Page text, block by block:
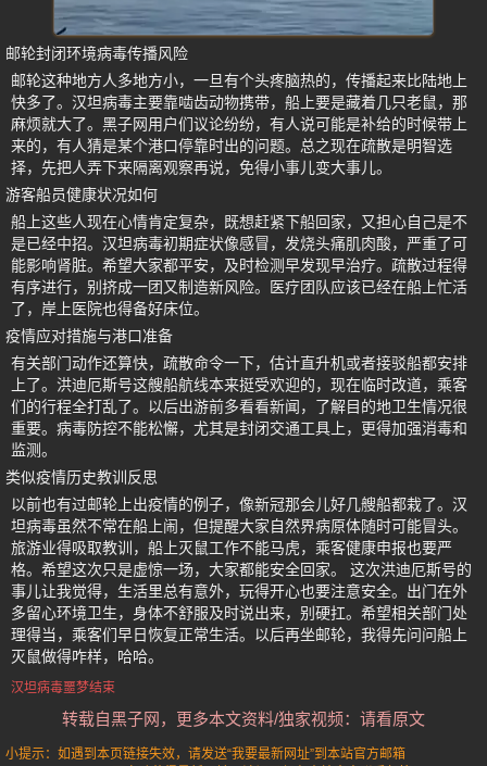
邮轮封闭环境病毒传播风险
邮轮这种地方人多地方小，一旦有个头疼脑热的，传播起来比陆地上
快多了。汉坦病毒主要靠啮齿动物携带，船上要是藏着几只老鼠，那
麻烦就大了。黑子网用户们议论纷纷，有人说可能是补给的时候带上
来的，有人猜是某个港口停靠时出的问题。总之现在疏散是明智选
择，先把人弄下来隔离观察再说，免得小事儿变大事儿。
游客船员健康状况如何
船上这些人现在心情肯定复杂，既想赶紧下船回家，又担心自己是不
是已经中招。汉坦病毒初期症状像感冒，发烧头痛肌肉酸，严重了可
能影响肾脏。希望大家都平安，及时检测早发现早治疗。疏散过程得
有序进行，别挤成一团又制造新风险。医疗团队应该已经在船上忙活
了，岸上医院也得备好床位。
疫情应对措施与港口准备
有关部门动作还算快，疏散命令一下，估计直升机或者接驳船都安排
上了。洪迪厄斯号这艘船航线本来挺受欢迎的，现在临时改道，乘客
们的行程全打乱了。以后出游前多看看新闻，了解目的地卫生情况很
重要。病毒防控不能松懈，尤其是封闭交通工具上，更得加强消毒和
监测。
类似疫情历史教训反思
以前也有过邮轮上出疫情的例子，像新冠那会儿好几艘船都栽了。汉
坦病毒虽然不常在船上闹，但提醒大家自然界病原体随时可能冒头。
旅游业得吸取教训，船上灭鼠工作不能马虎，乘客健康申报也要严
格。希望这次只是虚惊一场，大家都能安全回家。 这次洪迪厄斯号的
事儿让我觉得，生活里总有意外，玩得开心也要注意安全。出门在外
多留心环境卫生，身体不舒服及时说出来，别硬扛。希望相关部门处
理得当，乘客们早日恢复正常生活。以后再坐邮轮，我得先问问船上
灭鼠做得咋样，哈哈。
汉坦病毒噩梦结束
转载自黑子网，更多本文资料/独家视频：请看原文
小提示：如遇到本页链接失效，请发送“我要最新网址”到本站官方邮箱